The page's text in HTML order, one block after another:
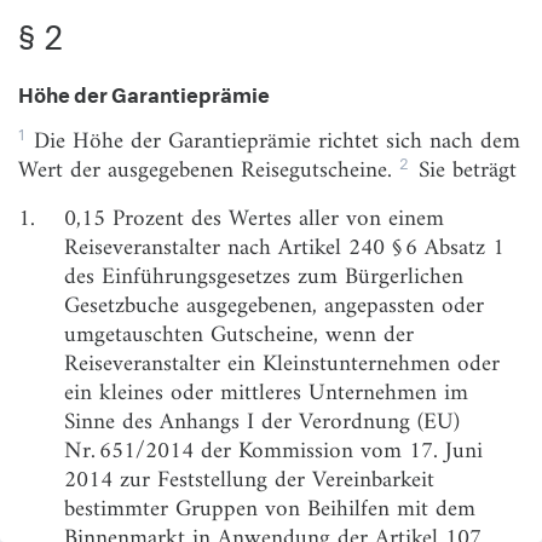
§ 2
Höhe der Garantieprämie
1 Die Höhe der Garantieprämie richtet sich nach dem
Wert der ausgegebenen Reisegutscheine. 2 Sie beträgt
1.
0,15 Prozent des Wertes aller von einem
Reiseveranstalter nach Artikel 240 § 6 Absatz 1
des Einführungsgesetzes zum Bürgerlichen
Gesetzbuche ausgegebenen, angepassten oder
umgetauschten Gutscheine, wenn der
Reiseveranstalter ein Kleinstunternehmen oder
ein kleines oder mittleres Unternehmen im
Sinne des Anhangs I der Verordnung (EU)
Nr. 651/2014 der Kommission vom 17. Juni
2014 zur Feststellung der Vereinbarkeit
bestimmter Gruppen von Beihilfen mit dem